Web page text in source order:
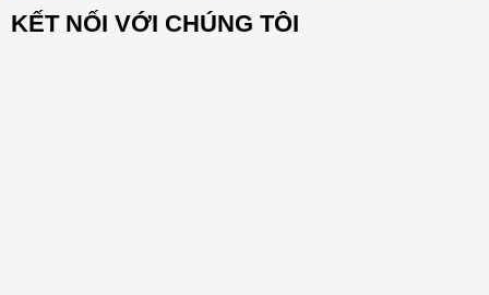
KẾT NỐI VỚI CHÚNG TÔI